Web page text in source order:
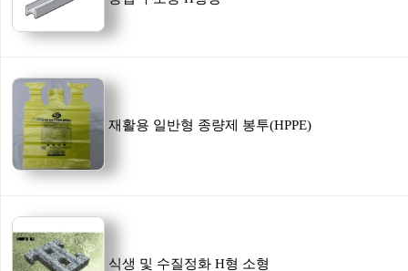
재활용 일반형 종량제 봉투(HPPE)
식생 및 수질정화 H형 소형